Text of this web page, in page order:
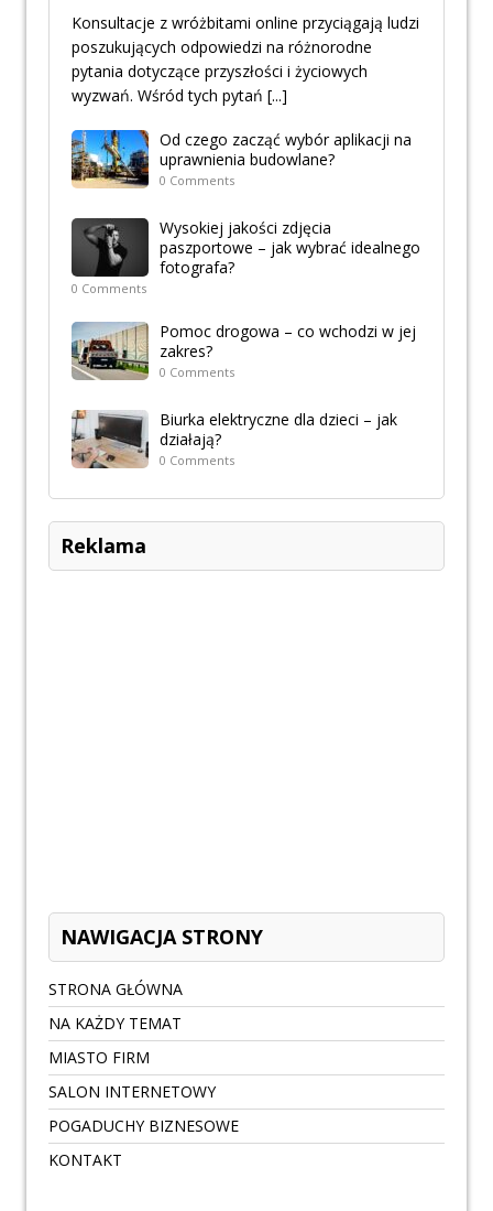
Konsultacje z wróżbitami online przyciągają ludzi
poszukujących odpowiedzi na różnorodne
pytania dotyczące przyszłości i życiowych
wyzwań. Wśród tych pytań [...]
Od czego zacząć wybór aplikacji na
uprawnienia budowlane?
0 Comments
Wysokiej jakości zdjęcia
paszportowe – jak wybrać idealnego
fotografa?
0 Comments
Pomoc drogowa – co wchodzi w jej
zakres?
0 Comments
Biurka elektryczne dla dzieci – jak
działają?
0 Comments
Reklama
NAWIGACJA STRONY
STRONA GŁÓWNA
NA KAŻDY TEMAT
MIASTO FIRM
SALON INTERNETOWY
POGADUCHY BIZNESOWE
KONTAKT